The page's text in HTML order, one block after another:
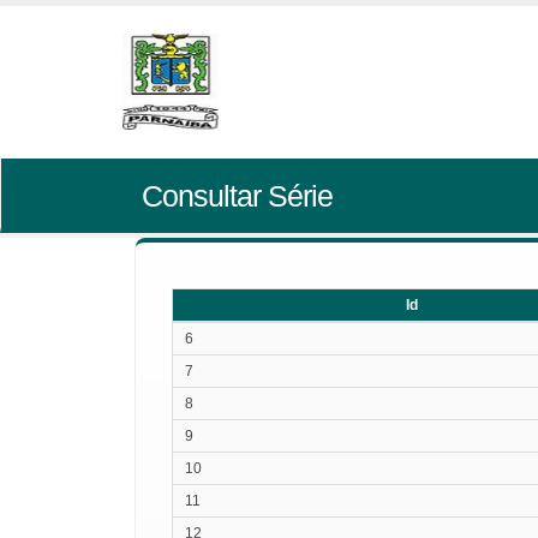
Consultar Série
Id
6
7
8
9
10
11
12